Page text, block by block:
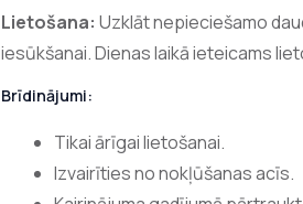
Lietošana: Uzklāt nepieciešamo
iesūkšanai. Dienas laikā ieteicams
Brīdinājumi:
Tikai ārīgai lietošanai.
Izvairīties no nokļūšanas acīs.